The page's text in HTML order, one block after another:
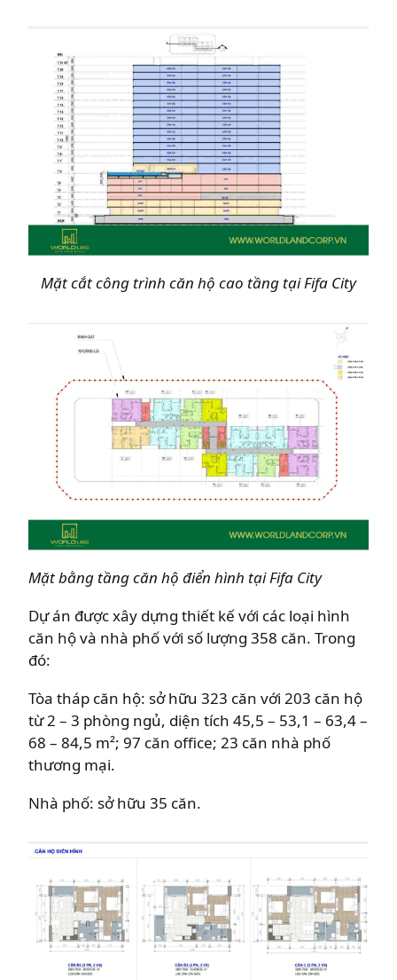
Mặt cắt công trình căn hộ cao tầng tạiFifa City
Mặt bằng tầng căn hộ điển hình tạiFifa City
Dự án được xây dựng thiết kế với các loại hình
căn hộ và nhà phố với số lượng 358 căn. Trong
đó:
Tòa tháp căn hộ: sở hữu 323 căn với 203 căn hộ
từ 2 – 3 phòng ngủ, diện tích 45,5 – 53,1 – 63,4 –
68 – 84,5 m²; 97 căn office; 23 căn nhà phố
thương mại.
Nhà phố: sở hữu 35 căn.